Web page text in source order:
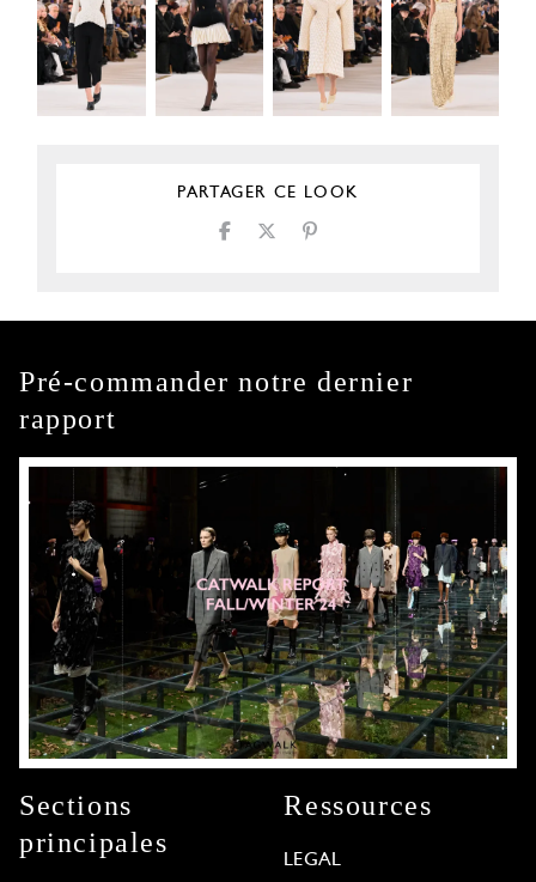
PARTAGER CE LOOK
Pré-commander notre dernier
rapport
Sections
principales
Ressources
LEGAL